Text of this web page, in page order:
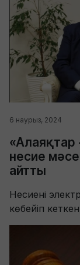
6 наурыз, 2024
«Алаяқтар
несие
айтты
Несиені
көбейіп